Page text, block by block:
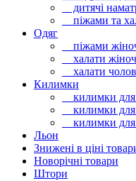
дитячі
піжами та
Одяг
піжами
халати
халати
Килимки
килимки для
килимки для
килимки для
Льон
Знижені в ціні
Новорічні товари
Штори